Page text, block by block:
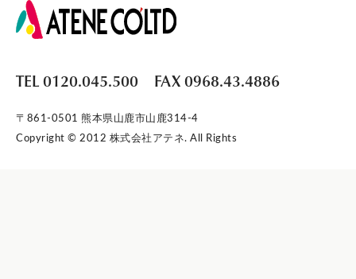
TEL 0120.045.500 FAX 0968.43.4886
〒861-0501 熊本県山鹿市山鹿314-4
Copyright © 2012 株式会社アテネ. All Rights